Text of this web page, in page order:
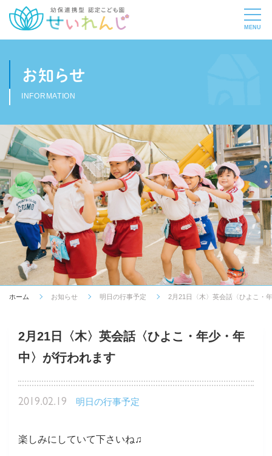
お知らせ
INFORMATION
ホーム お知らせ 明日の行事予定 2月21日〈木〉英会話〈ひよこ・
2月21日〈木〉英会話〈ひよこ・年少・年
中〉が行われます
2019.02.19 明日の行事予定
楽しみにしていて下さいね♫